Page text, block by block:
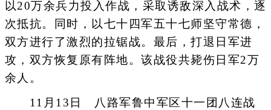
以20万余兵力投入作战，采取诱敌深入战术，逐
次抵抗。同时，以七十四军五十七师坚守常德，
双方进行了激烈的拉锯战。最后，打退日军进
攻，双方恢复原有阵地。该战役共毙伤日军2万
余人。
11月13日 八路军鲁中军区十一团八连战